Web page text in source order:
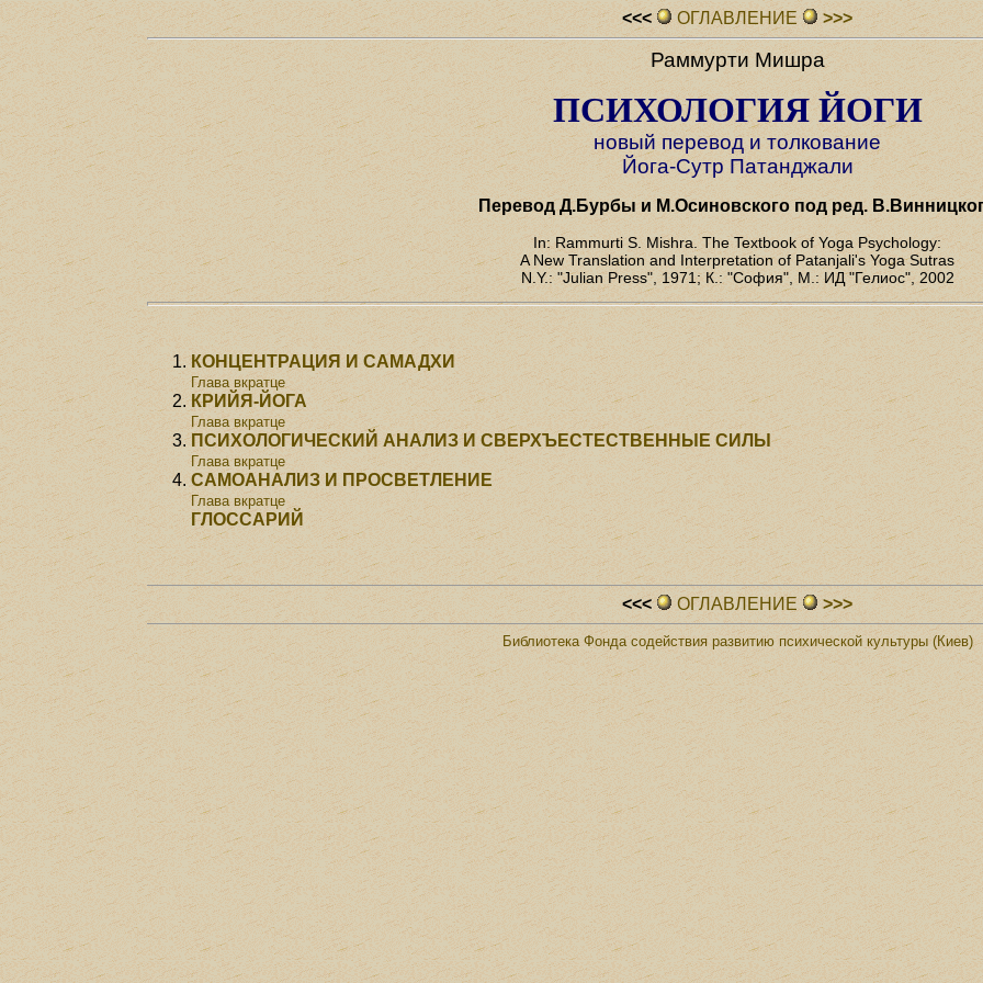
<<< ОГЛАВЛЕHИЕ >>>
Раммурти Мишра
ПСИХОЛОГИЯ ЙОГИ
новый перевод и толкование
Йога-Сутр Патанджали
Перевод Д.Бурбы и М.Осиновского под ред.
In: Rammurti S. Mishra. The Textbook of Yoga Psychology:
A New Translation and Interpretation of Patanjali's Yoga Sutras
N.Y.: "Julian Press", 1971; К.: "София", М.: ИД "Гелиос", 2002
КОНЦЕНТРАЦИЯ И САМАДХИ
Глава вкратце
КРИЙЯ-ЙОГА
Глава вкратце
ПСИХОЛОГИЧЕСКИЙ АНАЛИЗ И СВЕРХЪЕСТЕСТВЕННЫЕ СИЛЫ
Глава вкратце
САМОАНАЛИЗ И ПРОСВЕТЛЕНИЕ
Глава вкратце
ГЛОССАРИЙ
<<< ОГЛАВЛЕHИЕ >>>
Библиотека Фонда содействия развитию психической культуры (Киев)